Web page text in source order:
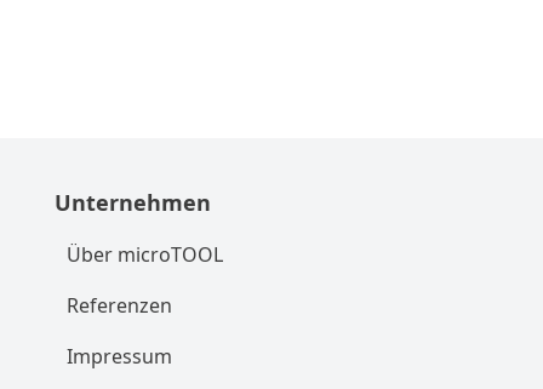
Unternehmen
Über microTOOL
Referenzen
Impressum